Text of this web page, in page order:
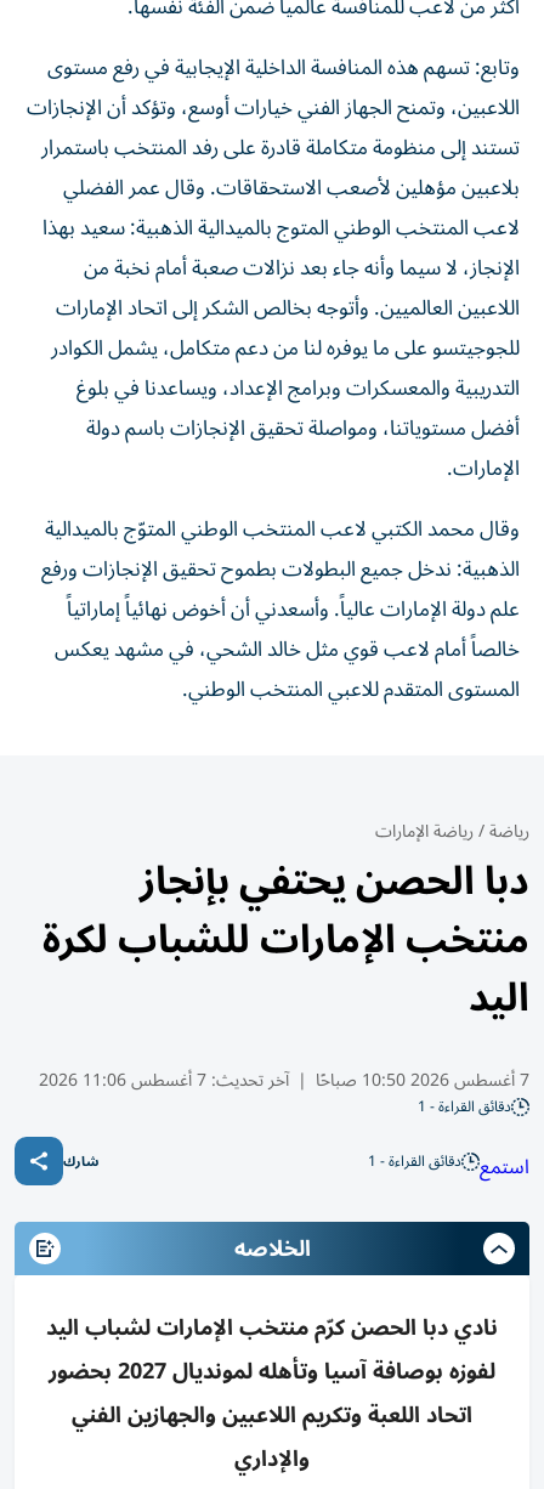
وتابع: تسهم هذه المنافسة الداخلية الإيجابية في رفع مستوى
اللاعبين، وتمنح الجهاز الفني خيارات أوسع، وتؤكد أن الإنجازات
تستند إلى منظومة متكاملة قادرة على رفد المنتخب باستمرار
بلاعبين مؤهلين لأصعب الاستحقاقات. وقال عمر الفضلي
لاعب المنتخب الوطني المتوج بالميدالية الذهبية: سعيد بهذا
الإنجاز، لا سيما وأنه جاء بعد نزالات صعبة أمام نخبة من
اللاعبين العالميين. وأتوجه بخالص الشكر إلى اتحاد الإمارات
للجوجيتسو على ما يوفره لنا من دعم متكامل، يشمل الكوادر
التدريبية والمعسكرات وبرامج الإعداد، ويساعدنا في بلوغ
أفضل مستوياتنا، ومواصلة تحقيق الإنجازات باسم دولة
الإمارات.
وقال محمد الكتبي لاعب المنتخب الوطني المتوّج بالميدالية
الذهبية: ندخل جميع البطولات بطموح تحقيق الإنجازات ورفع
علم دولة الإمارات عالياً. وأسعدني أن أخوض نهائياً إماراتياً
خالصاً أمام لاعب قوي مثل خالد الشحي، في مشهد يعكس
المستوى المتقدم للاعبي المنتخب الوطني.
رياضة/رياضة الإمارات
دبا الحصن يحتفي بإنجاز
منتخب الإمارات للشباب لكرة
اليد
7 أغسطس 2026 10:50 صباحًا | آخر تحديث:7 أغسطس 11:06 2026
دقائق القراءة - 1
استمع دقائق القراءة - 1 شارك
الخلاصه
نادي دبا الحصن كرّم منتخب الإمارات لشباب اليد
لفوزه بوصافة آسيا وتأهله لمونديال 2027 بحضور
اتحاد اللعبة وتكريم اللاعبين والجهازين الفني
والإداري